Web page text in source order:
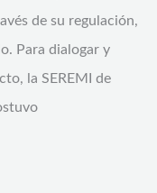
de su regulación,
Para dialogar y
la SEREMI de